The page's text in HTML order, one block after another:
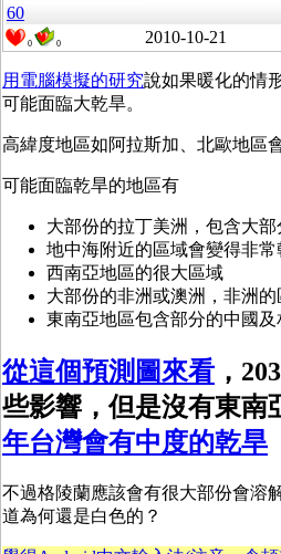
60
0 0 2010-10-21
用電腦模擬的研究說如果暖化的情
可能面臨大乾旱。
高緯度地區如阿拉斯加、北歐地區
可能面臨乾旱的地區有
大部份的拉丁美洲，包含大
地中海附近的區域會變得非常
西南亞地區的很大區域
大部份的非洲或澳洲，非洲
東南亞地區包含部分的中國及
從這個預測圖來看 ，
些影響，但是沒有東南
年台灣會有中度的乾旱
不過格陵蘭應該會有很大部份會溶
道為何還是白色的？